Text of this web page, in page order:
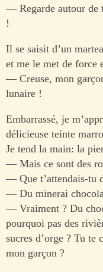
— Regarde autour de
!
Il se saisit d’un
et me le met de force
— Creuse, mon
lunaire !
Embarrassé, je
délicieuse teinte
Je tend la main: la
— Mais ce sont des
— Que t’attendais-tu
— Du minerai
— Vraiment ? Du
pourquoi pas des
sucres d’orge ? Tu te
mon garçon ?